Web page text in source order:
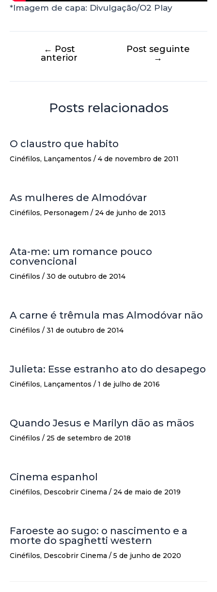
*Imagem de capa: Divulgação/O2 Play
← Post
anterior
Post seguinte
→
Posts relacionados
O claustro que habito
Cinéfilos, Lançamentos / 4 de novembro de 2011
As mulheres de Almodóvar
Cinéfilos, Personagem / 24 de junho de 2013
Ata-me: um romance pouco
convencional
Cinéfilos / 30 de outubro de 2014
A carne é trêmula mas Almodóvar não
Cinéfilos / 31 de outubro de 2014
Julieta: Esse estranho ato do desapego
Cinéfilos, Lançamentos / 1 de julho de 2016
Quando Jesus e Marilyn dão as mãos
Cinéfilos / 25 de setembro de 2018
Cinema espanhol
Cinéfilos, Descobrir Cinema / 24 de maio de 2019
Faroeste ao sugo: o nascimento e a
morte do spaghetti western
Cinéfilos, Descobrir Cinema / 5 de junho de 2020